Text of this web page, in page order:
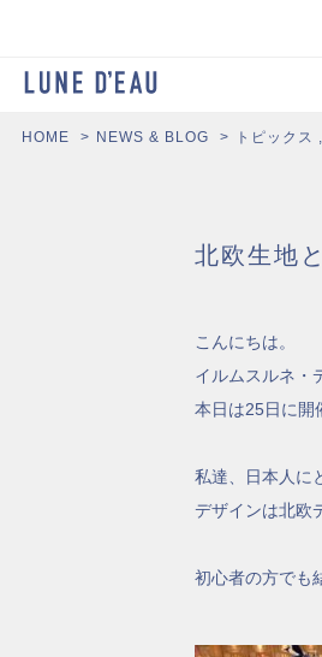
HOME NEWS & BLOG トピックス ,
北欧生地
こんにちは。
イルムスルネ・
本日は25日に開
私達、日本人に
デザインは北欧
初心者の方でも